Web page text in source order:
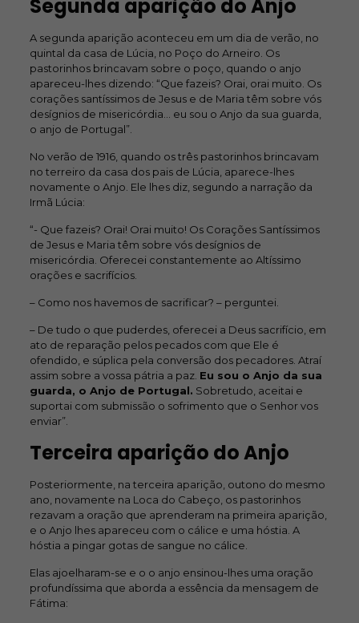
Segunda aparição do Anjo
A segunda aparição aconteceu em um dia de verão, no
quintal da casa de Lúcia, no Poço do Arneiro. Os
pastorinhos brincavam sobre o poço, quando o anjo
apareceu-lhes dizendo: “Que fazeis? Orai, orai muito. Os
corações santíssimos de Jesus e de Maria têm sobre vós
desígnios de misericórdia… eu sou o Anjo da sua guarda,
o anjo de Portugal”.
No verão de 1916, quando os três pastorinhos brincavam
no terreiro da casa dos pais de Lúcia, aparece-lhes
novamente o Anjo. Ele lhes diz, segundo a narração da
Irmã Lúcia:
“- Que fazeis? Orai! Orai muito! Os Corações Santíssimos
de Jesus e Maria têm sobre vós desígnios de
misericórdia. Oferecei constantemente ao Altíssimo
orações e sacrifícios.
– Como nos havemos de sacrificar? – perguntei.
– De tudo o que puderdes, oferecei a Deus sacrifício, em
ato de reparação pelos pecados com que Ele é
ofendido, e súplica pela conversão dos pecadores. Atraí
assim sobre a vossa pátria a paz. Eu sou o Anjo da sua
guarda, o Anjo de Portugal. Sobretudo, aceitai e
suportai com submissão o sofrimento que o Senhor vos
enviar”.
Terceira aparição do Anjo
Posteriormente, na terceira aparição, outono do mesmo
ano, novamente na Loca do Cabeço, os pastorinhos
rezavam a oração que aprenderam na primeira aparição,
e o Anjo lhes apareceu com o cálice e uma hóstia. A
hóstia a pingar gotas de sangue no cálice.
Elas ajoelharam-se e o o anjo ensinou-lhes uma oração
profundíssima que aborda a essência da mensagem de
Fátima: